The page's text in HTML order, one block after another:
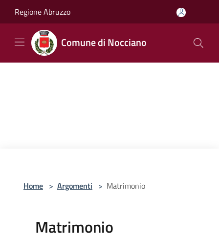
Regione Abruzzo
Comune di Nocciano
Home > Argomenti > Matrimonio
Matrimonio